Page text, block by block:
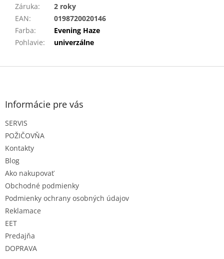
Záruka:
2 roky
EAN:
0198720020146
Farba:
Evening Haze
Pohlavie: univerzálne
Z
Informácie pre vás
SERVIS
POŽIČOVŇA
Kontakty
Blog
Ako nakupovať
Obchodné podmienky
Podmienky ochrany osobných údajov
Reklamace
EET
Predajňa
DOPRAVA